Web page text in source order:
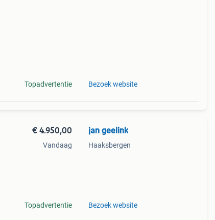
Topadvertentie Bezoek website
€ 4.950,00
Vandaag
Topadvertentie
jan geelink
Haaksbergen
Bezoek website